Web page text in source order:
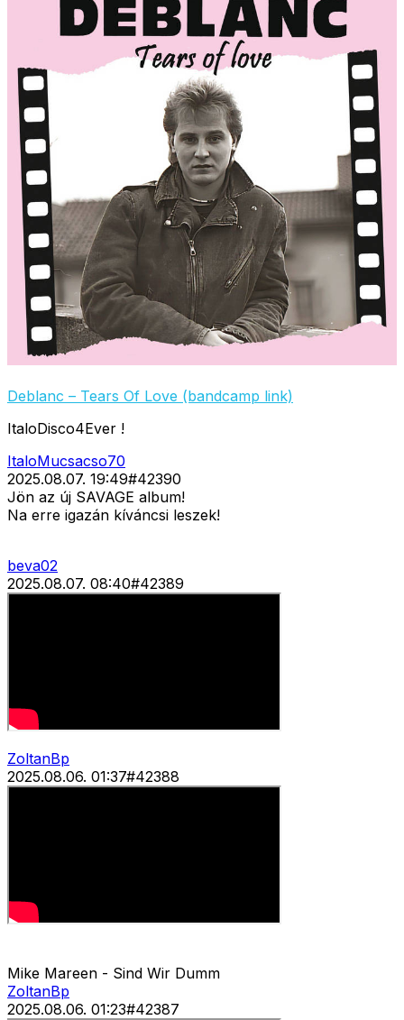
Deblanc – Tears Of Love (bandcamp link)
ItaloDisco4Ever !
ItaloMucsacso70
2025.08.07. 19:49#42390
Jön az új SAVAGE album!
Na erre igazán kíváncsi leszek!
beva02
2025.08.07. 08:40#42389
ZoltanBp
2025.08.06. 01:37#42388
Mike Mareen - Sind Wir Dumm
ZoltanBp
2025.08.06. 01:23#42387